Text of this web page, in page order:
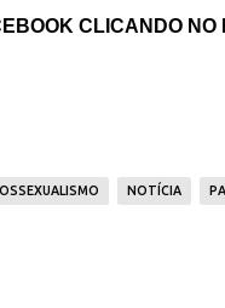
CLICANDO NO
NOTÍCIA